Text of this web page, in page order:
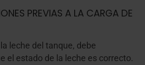
PREVIAS A LA CARGA DE
leche del tanque, debe
el estado de la leche es correcto.